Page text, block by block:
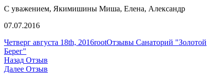
С уважением, Якимишины Миша, Елена, Александр
07.07.2016
Опубликовано
Четверг августа 18th, 2016Автор
rootРубрики
Отзывы Санаторий "Золотой
Берег"
Навигация
по
Назад Предыдущая
запись:
Отзыв
Далее Следующая
Отзыв